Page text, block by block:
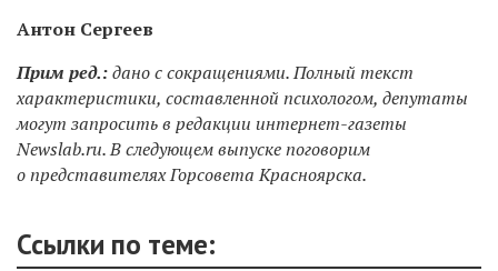
Антон Сергеев
Прим ред.:дано с сокращениями. Полный текст
характеристики, составленной психологом, депутаты
могут запросить в редакции интернет-газеты
Newslab.ru. В следующем выпуске поговорим
о представителях Горсовета Красноярска.
Ссылки по теме: